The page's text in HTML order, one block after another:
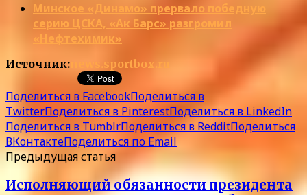
Минское «Динамо» прервало победную
серию ЦСКА, «Ак Барс» разгромил
«Нефтехимик»
Источник: news.sportbox.ru
Поделиться в FacebookПоделиться в
TwitterПоделиться в PinterestПоделиться в LinkedIn
Поделиться в TumblrПоделиться в RedditПоделиться
ВКонтактеПоделиться по Email
Предыдущая статья
Исполняющий обязанности президента